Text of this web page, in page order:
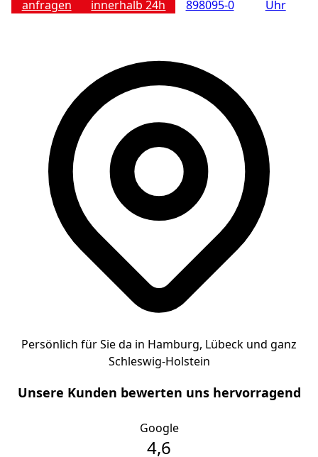
anfragen innerhalb 24h 898095-0 Uhr
Persönlich für Sie da in Hamburg, Lübeck und ganz
Schleswig-Holstein
Unsere Kunden bewerten uns hervorragend
Google
4,6